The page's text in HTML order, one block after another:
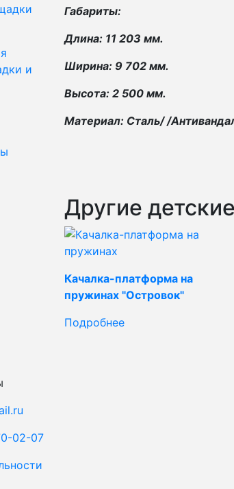
и
Габариты:
Длина: 11 203 мм.
Ширина: 9 702 мм.
Высота: 2 500 мм.
Материал: Сталь/ /
Другие
Качалка-платформа на
пружинах "Островок"
Подробнее
02-07